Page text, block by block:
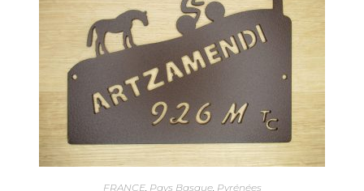
FRANCE, Pays Basque, Pyrénées